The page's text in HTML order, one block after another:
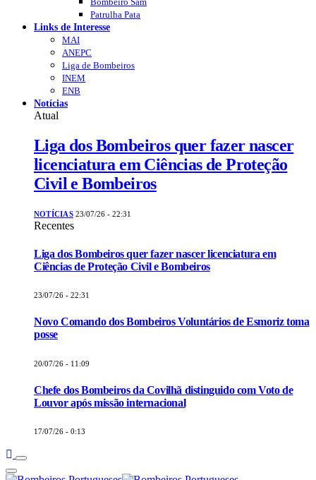
Patrulha Pata
Links de Interesse
MAI
ANEPC
Liga de Bombeiros
INEM
ENB
Notícias
Atual
Liga dos Bombeiros quer fazer nascer
licenciatura em Ciências de Proteção
Civil e Bombeiros
NOTÍCIAS 23/07/26 - 22:31
Recentes
Liga dos Bombeiros quer fazer nascer licenciatura em
Ciências de Proteção Civil e Bombeiros
23/07/26 - 22:31
Novo Comando dos Bombeiros Voluntários de Esmoriz toma
posse
20/07/26 - 11:09
Chefe dos Bombeiros da Covilhã distinguido com Voto de
Louvor após missão internacional
17/07/26 - 0:13